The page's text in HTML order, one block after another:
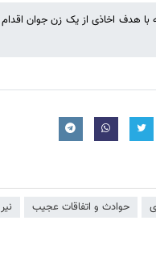
هدف اخاذی از یک زن جوان اقدام
حوادث و اتفاقات عجیب